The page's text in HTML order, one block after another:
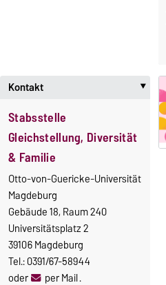
Kontakt ‣
Stabsstelle
Gleichstellung, Diversität
& Familie
Otto-von-Guericke-Universität
Magdeburg
Gebäude 18, Raum 240
Universitätsplatz 2
39106 Magdeburg
Tel.: 0391/67-58944
oder
per Mail.